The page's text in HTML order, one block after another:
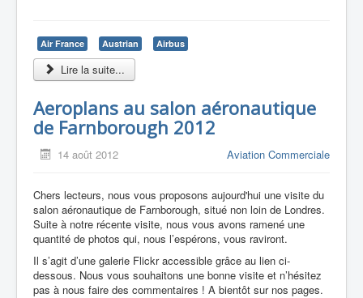
Air France Austrian Airbus
Lire la suite...
Aeroplans au salon aéronautique
de Farnborough 2012
14 août 2012 Aviation Commerciale
Chers lecteurs, nous vous proposons aujourd'hui une visite du
salon aéronautique de Farnborough, situé non loin de Londres.
Suite à notre récente visite, nous vous avons ramené une
quantité de photos qui, nous l’espérons, vous raviront.
Il s’agit d’une galerie Flickr accessible grâce au lien ci-
dessous. Nous vous souhaitons une bonne visite et n’hésitez
pas à nous faire des commentaires ! A bientôt sur nos pages.